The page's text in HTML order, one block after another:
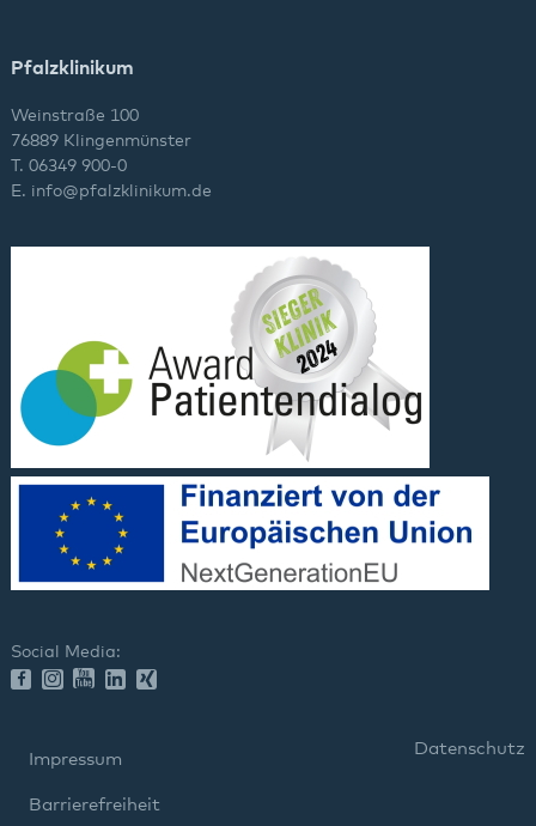
Pfalzklinikum
Weinstraße 100
76889 Klingenmünster
T. 06349 900-0
E. info@pfalzklinikum.de
Social Media:
Impressum
Datenschutz
Barrierefreiheit